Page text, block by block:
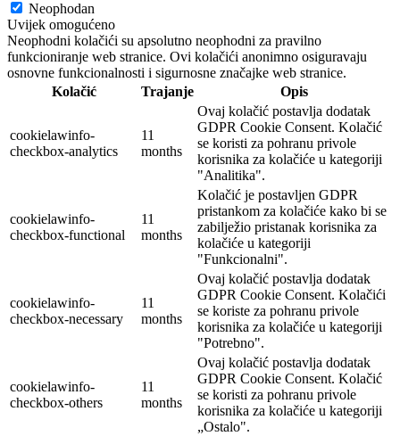
Neophodan
Uvijek omogućeno
Neophodni kolačići su apsolutno neophodni za pravilno
funkcioniranje web stranice. Ovi kolačići anonimno osiguravaju
osnovne funkcionalnosti i sigurnosne značajke web stranice.
Kolačić
Trajanje Opis
cookielawinfo-
checkbox-analytics
11
months
Ovaj kolačić postavlja dodatak
GDPR Cookie Consent. Kolačić
se koristi za pohranu privole
korisnika za kolačiće u kategoriji
"Analitika".
cookielawinfo-
checkbox-functional
11
months
Kolačić je postavljen GDPR
pristankom za kolačiće kako bi se
zabilježio pristanak korisnika za
kolačiće u kategoriji
"Funkcionalni".
cookielawinfo-
checkbox-necessary
11
months
Ovaj kolačić postavlja dodatak
GDPR Cookie Consent. Kolačići
se koriste za pohranu privole
korisnika za kolačiće u kategoriji
"Potrebno".
cookielawinfo-
checkbox-others
11
months
Ovaj kolačić postavlja dodatak
GDPR Cookie Consent. Kolačić
se koristi za pohranu privole
korisnika za kolačiće u kategoriji
„Ostalo".